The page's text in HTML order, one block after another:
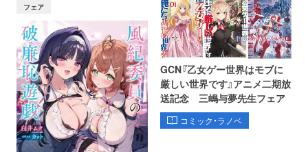
フェア
GCN『乙女ゲー世界はモブに
厳しい世界です』アニメ二期放
送記念 三嶋与夢先生フェア
コミック・ラノベ